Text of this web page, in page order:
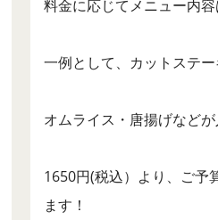
料金に応じてメニュー内
一例として、カットステ
オムライス・唐揚げなど
1650円(税込）より、ご予
ます！